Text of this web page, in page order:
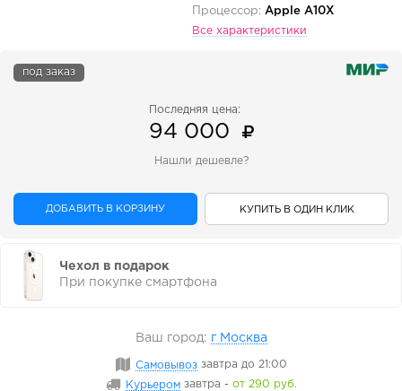
Процессор: Apple A10X
Все характеристики
под заказ
Последняя цена:
94 000
Нашли дешевле?
ДОБАВИТЬ В КОРЗИНУ КУПИТЬ В ОДИН КЛИК
Чехол в подарок
При покупке смартфона
Ваш город: г Москва
Самовывоз завтра до 21:00
Курьером завтра - от 290 руб.